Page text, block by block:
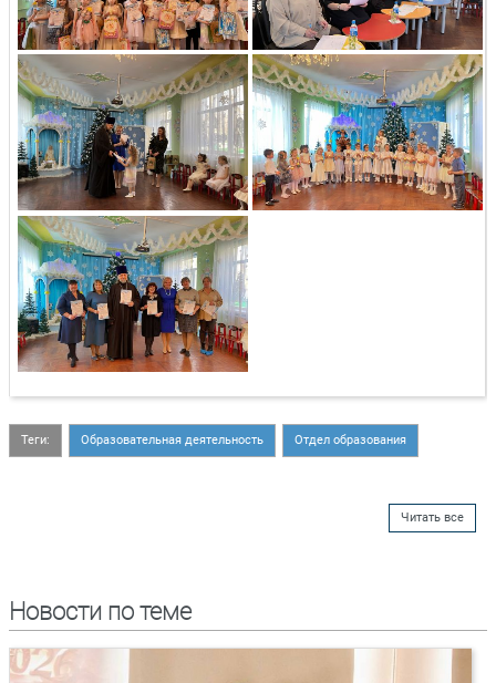
Теги: Образовательная деятельность Отдел образования
Читать все
Новости по теме